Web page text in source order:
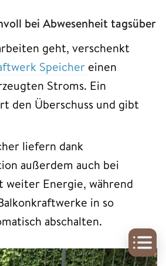
bei Abwesenheit tagsüber
geht, verschenkt
Speicher einen
Stroms. Ein
den Überschuss und gibt
liefern dank
außerdem auch bei
weiter Energie, während
in so
abschalten.